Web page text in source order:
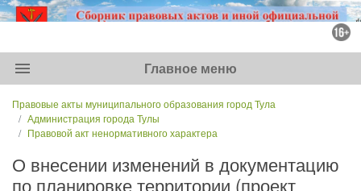
menu Главное меню
Правовые акты муниципального образования город Тула
Администрация города Тулы
Правовой акт ненормативного характера
О внесении изменений в документацию
по планировке территории (проект